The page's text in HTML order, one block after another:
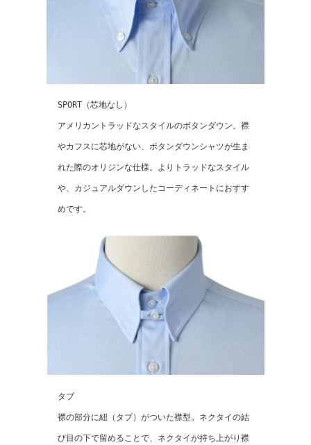
SPORT（芯地なし）
アメリカントラッドなスタイルのボタンダウン。襟
やカフスに芯地がない、ボタンダウンシャツが生ま
れた際のオリジンな仕様。よりトラッドなスタイル
や、カジュアルダウンしたコーディネートにおすす
めです。
タブ
襟の部分に紐（タブ）がついた襟型。ネクタイの結
び目の下で留めることで、ネクタイが持ち上がり襟